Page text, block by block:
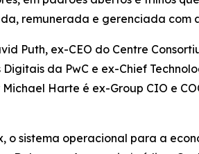
remunerada e gerenciada com
Puth, ex-CEO do Centre
da PwC e ex-Chief
Harte é ex-Group CIO e
o sistema operacional para a